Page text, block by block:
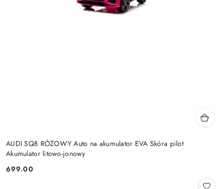
AUDI SQ8 RÓŻOWY Auto na akumulator EVA Skóra pilot
Akumulator litowo-jonowy
Cena:
699.00